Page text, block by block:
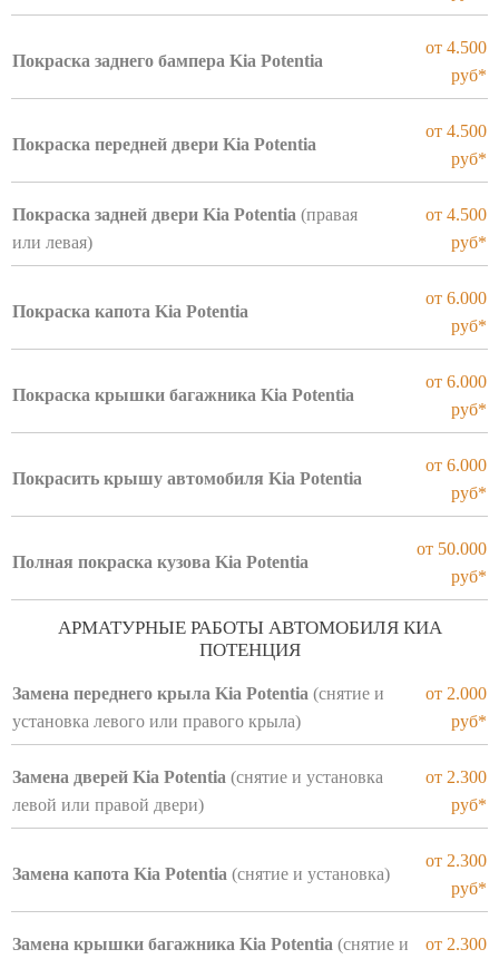
Покраска заднего бампера Kia Potentia
от 4.500
руб*
Покраска передней двери Kia Potentia
от 4.500
руб*
Покраска задней двери Kia Potentia (правая
или левая)
от 4.500
руб*
Покраска капота Kia Potentia
от 6.000
руб*
Покраска крышки багажника Kia Potentia
от 6.000
руб*
Покрасить крышу автомобиля Kia Potentia
от 6.000
руб*
Полная покраска кузова Kia Potentia
от 50.000
руб*
АРМАТУРНЫЕ РАБОТЫ АВТОМОБИЛЯ КИА
ПОТЕНЦИЯ
Замена переднего крыла Kia Potentia (снятие и
установка левого или правого крыла)
от 2.000
руб*
Замена дверей Kia Potentia (снятие и установка
левой или правой двери)
от 2.300
руб*
Замена капота Kia Potentia (снятие и установка)
от 2.300
руб*
Замена крышки багажника Kia Potentia (снятие и
от 2.300